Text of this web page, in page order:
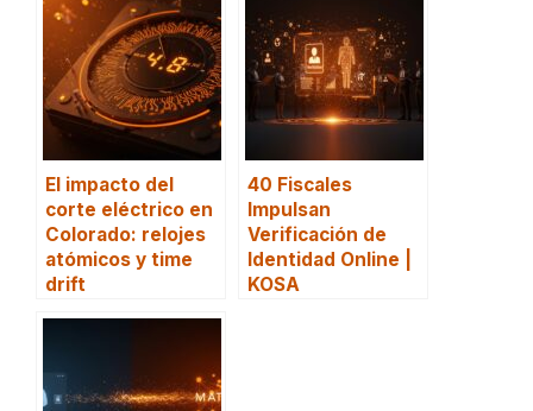
El impacto del
corte eléctrico en
Colorado: relojes
atómicos y time
drift
40 Fiscales
Impulsan
Verificación de
Identidad Online |
KOSA